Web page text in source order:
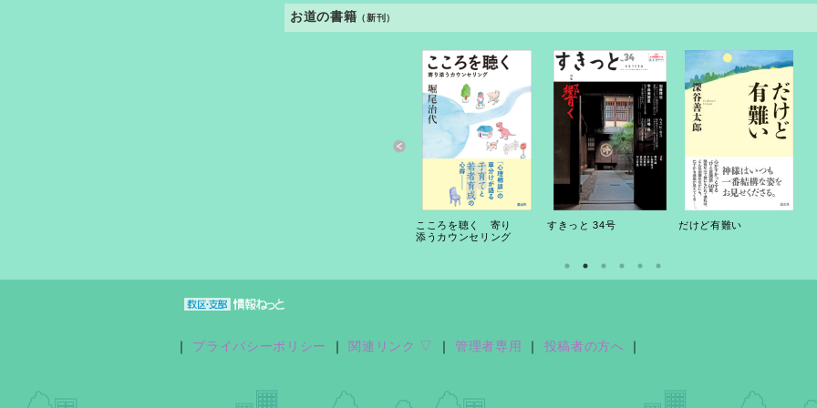
お道の書籍 （新刊）
こころを聴く 寄り
添うカウンセリング
すきっと 34号 だけど有難い
プライバシーポリシー 関連リンク ▽ 管理者専用 投稿者の方へ